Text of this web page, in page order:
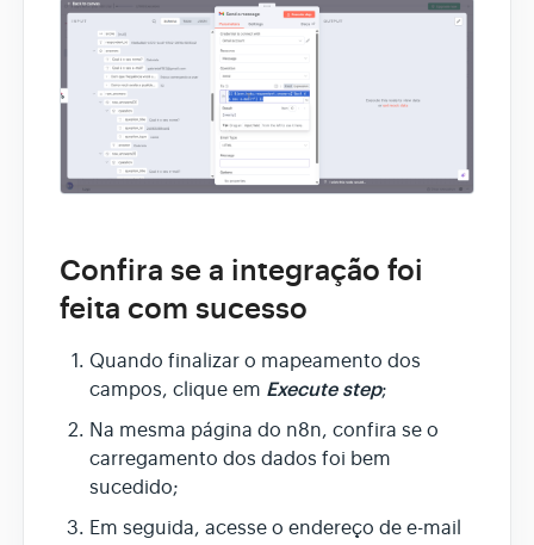
Confira se a integração foi
feita com sucesso
Quando finalizar o mapeamento dos
campos, clique em Execute step;
Na mesma página do n8n, confira se o
carregamento dos dados foi bem
sucedido;
Em seguida, acesse o endereço de e-mail